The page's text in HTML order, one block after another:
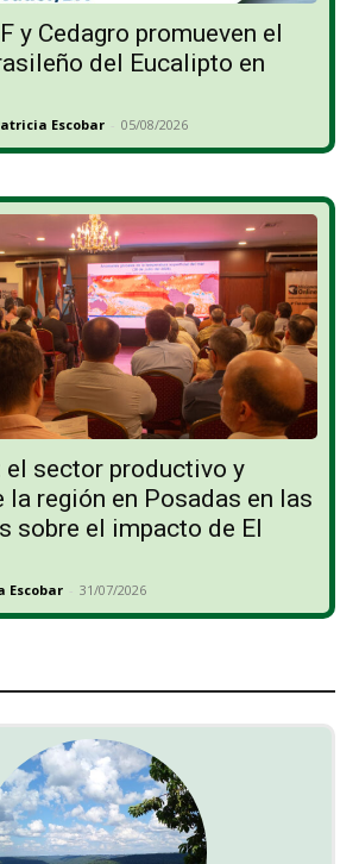
y Cedagro promueven el
del Eucalipto en
Escobar - 05/08/2026
el sector productivo y
región en Posadas en las
sobre el impacto de El
Escobar - 31/07/2026